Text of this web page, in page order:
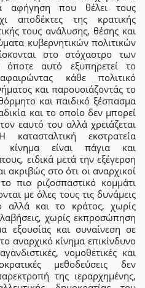
αφήγηση που θέλει τους
αποδέκτες της κρατικής
τους ανάλυσης, θέσης και
κυβερνητικών πολιτικών
στο στόχαστρο των
όποτε αυτό εξυπηρετεί το
κάθε πολιτικό
και παρουσιάζοντάς το
και παιδικό ξέσπασμα
και το οποίο δεν μπορεί
εαυτό του αλλά χρειάζεται
κατασταλτική εκστρατεία
κίνημα είναι πάγια και
ειδικά μετά την εξέγερση
ακριβώς στο ότι οι αναρχικοί
πιο ριζοσπαστικό κομμάτι
με όλες τους τις δυνάμεις
αλλά και το κράτος, χωρίς
χωρίς εκπροσώπηση
εξουσίας και συναίνεση σε
αναρχικό κίνημα επικίνδυνο
νομοθετικές και
μεθοδεύσεις δεν
της ιεραρχημένης,